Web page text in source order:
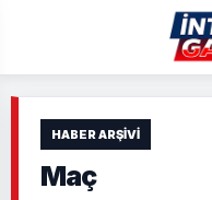
HABER ARŞIVI
Maç